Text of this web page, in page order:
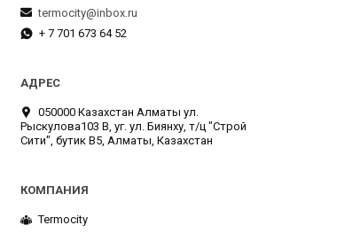
termocity@inbox.ru
+ 7 701 673 64 52
050000 Казахстан Алматы ул.
Рыскулова103 В, уг. ул. Биянху, т/ц "Строй
Сити", бутик В5, Алматы, Казахстан
Termocity